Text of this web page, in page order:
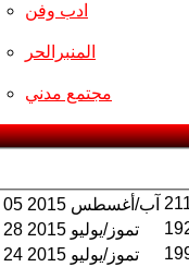
ادب وفن
المنبرالحر
مجتمع مدني
05 آب/أغسطس 2015
28 تموز/يوليو 2015
24 تموز/يوليو 2015